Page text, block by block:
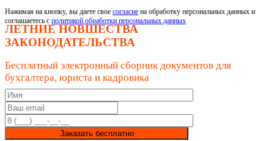
Нажимая на кнопку, вы даете свое согласие на обработку персональных данных и
соглашаетесь с политикой обработки персональных данных
ЛЕТНИЕ НОВШЕСТВА
ЗАКОНОДАТЕЛЬСТВА
Бесплатный электронный сборник документов для
бухгалтера, юриста и кадровика
Заказать бесплатно